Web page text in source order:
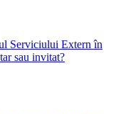
Serviciului Extern în
sau invitat?